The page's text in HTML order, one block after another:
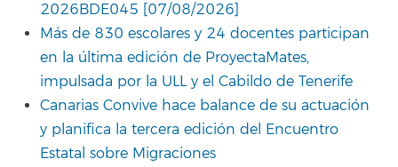
2026BDE045 [07/08/2026]
Más de 830 escolares y 24 docentes participan
en la última edición de ProyectaMates,
impulsada por la ULL y el Cabildo de Tenerife
Canarias Convive hace balance de su actuación
y planifica la tercera edición del Encuentro
Estatal sobre Migraciones